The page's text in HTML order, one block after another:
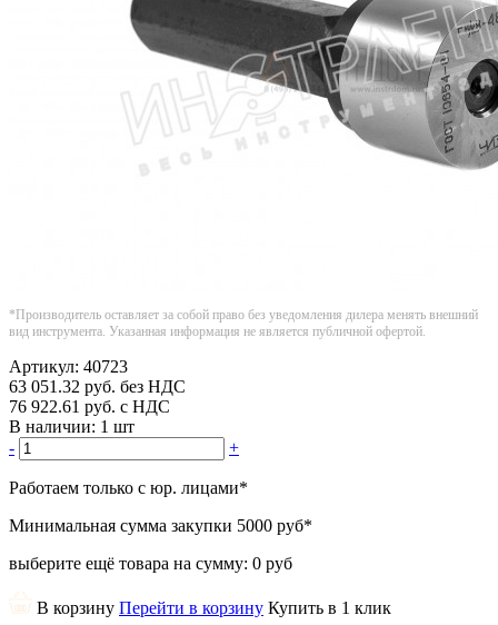
*Производитель оставляет за собой право без уведомления дилера менять внешний
вид инструмента. Указанная информация не является публичной офертой.
Артикул: 40723
63 051.32 руб. без НДС
76 922.61 руб. с НДС
В наличии: 1 шт
-
+
Работаем только с юр. лицами*
Минимальная сумма закупки 5000 руб*
выберите ещё товара на сумму: 0 руб
В корзину Перейти в корзину Купить в 1 клик